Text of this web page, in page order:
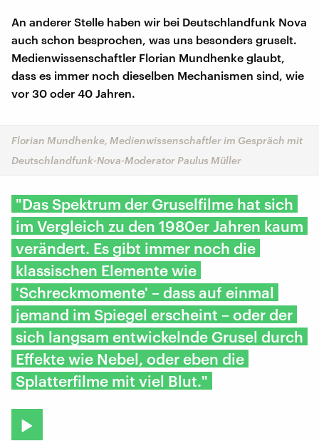
An anderer Stelle haben wir bei Deutschlandfunk Nova
auch schon besprochen, was uns besonders gruselt.
Medienwissenschaftler Florian Mundhenke glaubt,
dass es immer noch dieselben Mechanismen sind, wie
vor 30 oder 40 Jahren.
Florian Mundhenke, Medienwissenschaftler im Gespräch mit
Deutschlandfunk-Nova-Moderator Paulus Müller
"Das Spektrum der Gruselfilme hat sich
im Vergleich zu den 1980er Jahren kaum
verändert. Es gibt immer noch die
klassischen Elemente wie
'Schreckmomente' – dass auf einmal
jemand im Spiegel erscheint – oder der
sich langsam entwickelnde Grusel durch
Effekte wie Nebel, oder eben die
Splatterfilme mit viel Blut."